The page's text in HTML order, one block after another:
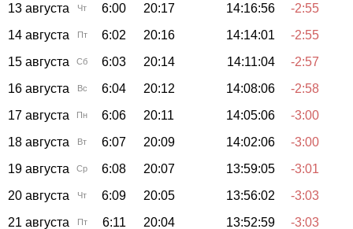
13 августа
Чт 6:00 20:17 14:16:56
-2:55
14 августа
Пт 6:02 20:16 14:14:01
-2:55
15 августа
Сб 6:03 20:14 14:11:04
-2:57
16 августа
Вс 6:04 20:12 14:08:06
-2:58
17 августа
Пн 6:06 20:11 14:05:06
-3:00
18 августа
Вт 6:07 20:09 14:02:06
-3:00
19 августа
Ср 6:08 20:07 13:59:05
-3:01
20 августа
Чт 6:09 20:05 13:56:02
-3:03
21 августа
Пт 6:11 20:04 13:52:59
-3:03